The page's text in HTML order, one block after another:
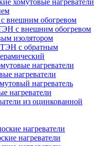
хомутовые нагреватели
внешним обогревом
с внешним обогревом
изолятором
с обратным
нагреватели
нагреватели
нагреватель
нагреватели
из оцинкованной
нагреватели
нагреватели